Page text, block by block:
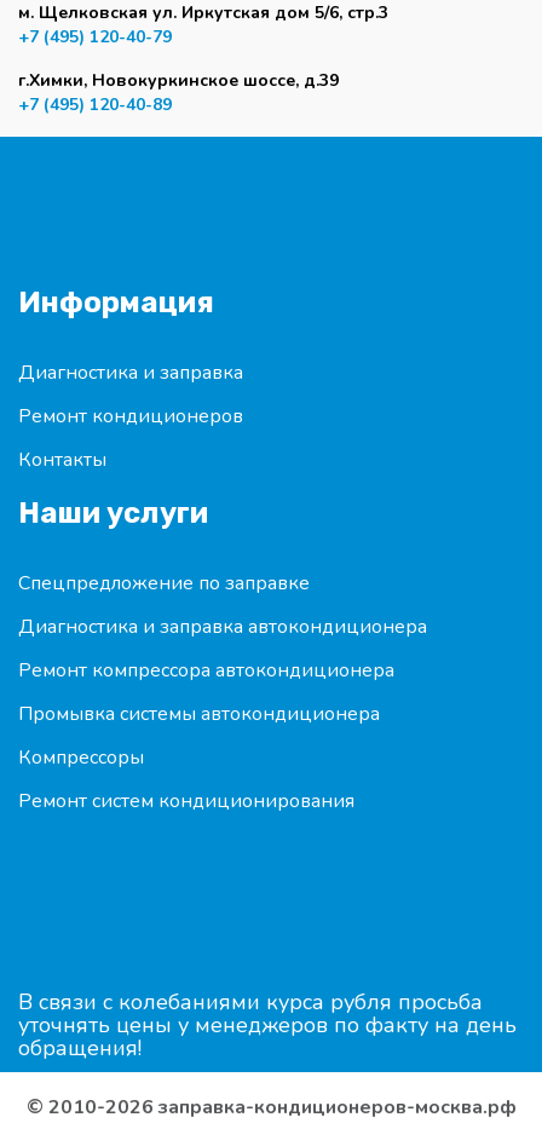
м. Щелковская ул. Иркутская дом 5/6, стр.3
+7 (495) 120-40-79
г.Химки, Новокуркинское шоссе, д.39
+7 (495) 120-40-89
Информация
Диагностика и заправка
Ремонт кондиционеров
Контакты
Наши услуги
Спецпредложение по заправке
Диагностика и заправка автокондиционера
Ремонт компрессора автокондиционера
Промывка системы автокондиционера
Компрессоры
Ремонт систем кондиционирования
В связи с колебаниями курса рубля просьба
уточнять цены у менеджеров по факту на день
обращения!
© 2010-2026 заправка-кондиционеров-москва.рф